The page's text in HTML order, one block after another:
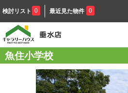
検討リスト 0 最近見た物件 0
魚住小学校